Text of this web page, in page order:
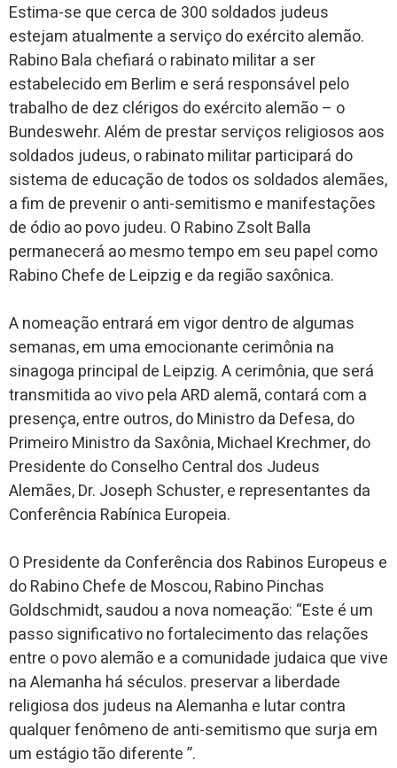
Estima-se que cerca de 300 soldados judeus
estejam atualmente a serviço do exército alemão.
Rabino Bala chefiará o rabinato militar a ser
estabelecido em Berlim e será responsável pelo
trabalho de dez clérigos do exército alemão – o
Bundeswehr. Além de prestar serviços religiosos aos
soldados judeus, o rabinato militar participará do
sistema de educação de todos os soldados alemães,
a fim de prevenir o anti-semitismo e manifestações
de ódio ao povo judeu. O Rabino Zsolt Balla
permanecerá ao mesmo tempo em seu papel como
Rabino Chefe de Leipzig e da região saxônica.
A nomeação entrará em vigor dentro de algumas
semanas, em uma emocionante cerimônia na
sinagoga principal de Leipzig. A cerimônia, que será
transmitida ao vivo pela ARD alemã, contará com a
presença, entre outros, do Ministro da Defesa, do
Primeiro Ministro da Saxônia, Michael Krechmer, do
Presidente do Conselho Central dos Judeus
Alemães, Dr. Joseph Schuster, e representantes da
Conferência Rabínica Europeia.
O Presidente da Conferência dos Rabinos Europeus e
do Rabino Chefe de Moscou, Rabino Pinchas
Goldschmidt, saudou a nova nomeação: “Este é um
passo significativo no fortalecimento das relações
entre o povo alemão e a comunidade judaica que vive
na Alemanha há séculos. preservar a liberdade
religiosa dos judeus na Alemanha e lutar contra
qualquer fenômeno de anti-semitismo que surja em
um estágio tão diferente ”.